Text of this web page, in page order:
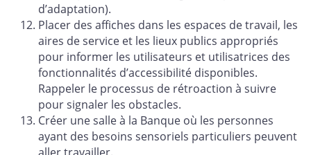
d’adaptation).
Placer des affiches dans les espaces de travail, les
aires de service et les lieux publics appropriés
pour informer les utilisateurs et utilisatrices des
fonctionnalités d’accessibilité disponibles.
Rappeler le processus de rétroaction à suivre
pour signaler les obstacles.
Créer une salle à la Banque où les personnes
ayant des besoins sensoriels particuliers peuvent